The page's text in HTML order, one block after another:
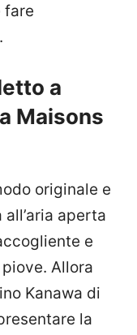
fare
a
Maisons
originale e
aperta
e
Allora
Kanawa di
la